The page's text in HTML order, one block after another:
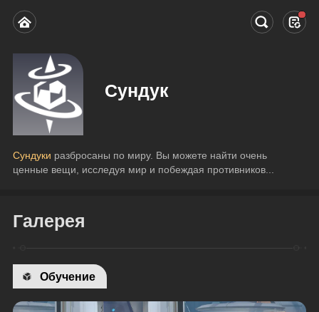
Сундук
Сундуки разбросаны по миру. Вы можете найти очень
ценные вещи, исследуя мир и побеждая противников...
Галерея
Обучение